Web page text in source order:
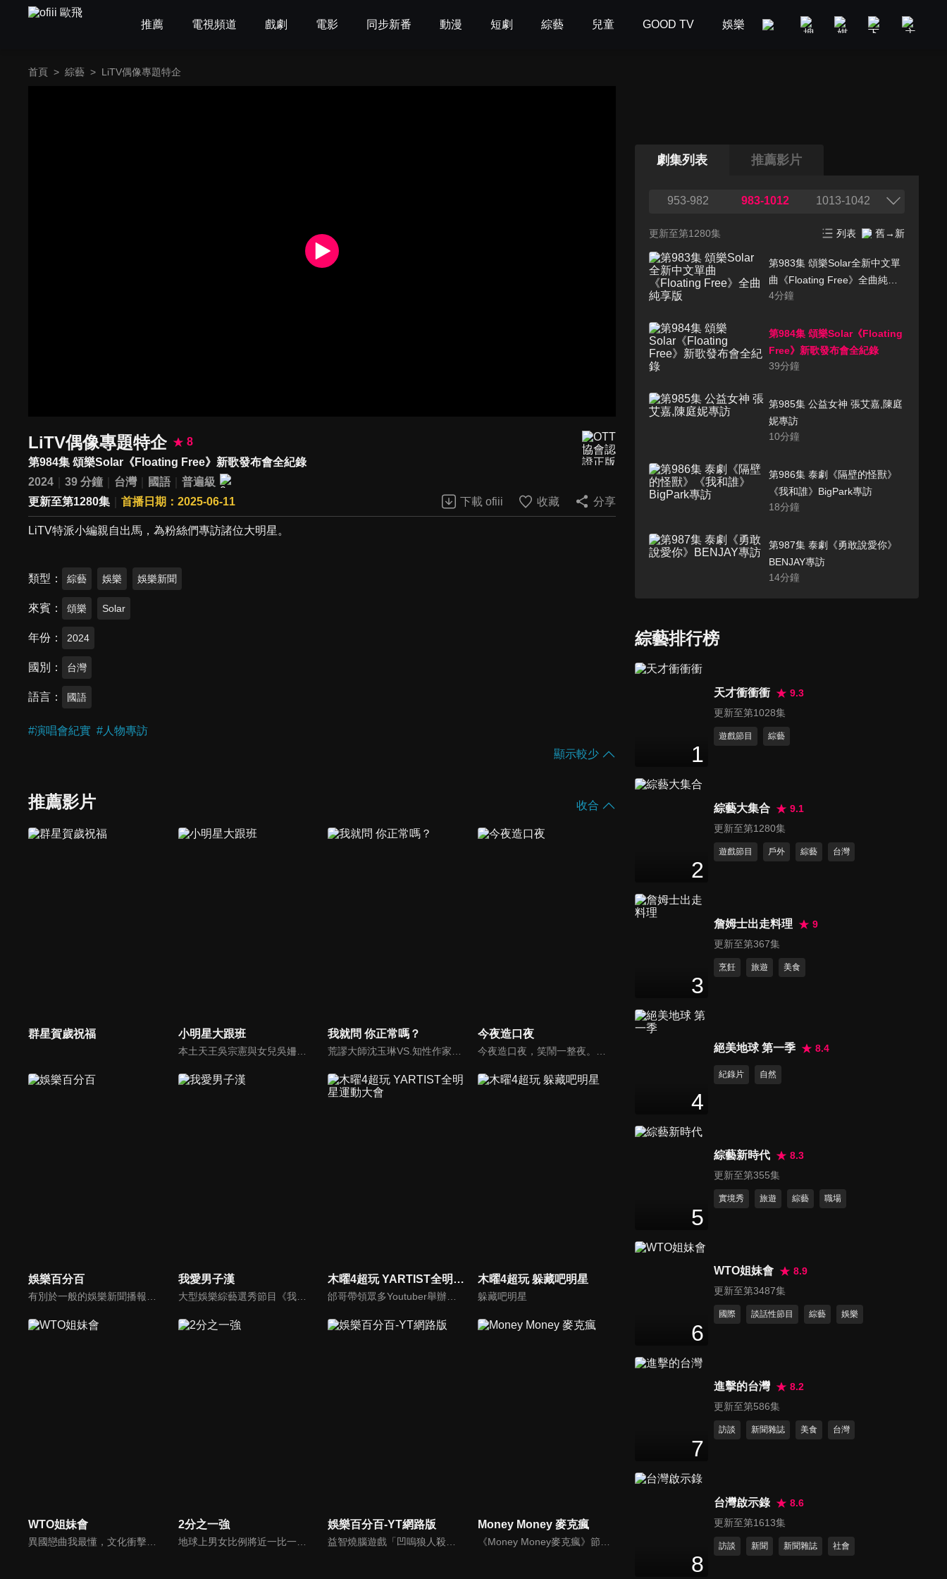
推薦 電視頻道 戲劇 電影 同步新番 動漫 短劇 綜藝 兒童 GOOD TV 娛樂 美食旅遊 新聞政論
首頁 > 綜藝 > LiTV偶像專題特企
LiTV偶像專題特企
8
第984集 頌樂Solar《Floating Free》新歌發布會全紀錄
2024
39 分鐘 台灣 國語
普遍級
更新至第1280集
首播日期：2025-06-11 下載 ofiii 收藏 分享
LiTV特派小編親自出馬，為粉絲們專訪諸位大明星。
類型 綜藝 娛樂 娛樂新聞
來賓 頌樂 Solar
年份 2024
國別 台灣
語言 國語
#演唱會紀實 #人物專訪
顯示較少
推薦影片 收合
群星賀歲祝福 小明星大跟班
本土天王吳宗憲與女兒吳姍儒（Sandy）搭檔主持，每集邀請來賓暢談演藝圈大小事，父女檔聯手笑果十足，老梗搭上新世代，最新組合強勢登場！
我就問 你正常嗎？ 今夜造口夜
娛樂百分百 我愛男子漢
大型娛樂綜藝選秀節目《我愛男子漢》強勢登場！打造全新華語男子團體！各個參賽者無不卯足全力，使出看家本領只為登上夢想殿堂！為了擄獲評審芳心，哪些參賽者會使出意想不到的絕招呢？獨家精彩內容搶先看，想知道有什麼大來賓大駕光臨？想知道有那些爆笑互動內容？
木曜4超玩 YARTIST全明星運動大會 木曜4超玩 躲藏吧明星
躲藏吧明星
WTO姐妹會
異國戀曲我最懂，文化衝擊大不同！到底新住民怎麼看台灣？讓我們與主持人和來自世界各地的外國朋友，一起聊聊不同國家文化差異、衝擊、風俗、語言學習經驗、婚姻生活等。
2分之一強
地球上男女比例將近一比一，也就是有二分之一的女人。我們認為新世代的女人不論在能力、經濟、教育、工作上都不輸男人，這些獨立自主的女人早已撐起半邊天，她們有自己的價值觀和感情觀，我們稱她們是『二分之一強』。
娛樂百分百-YT網路版
益智燒腦遊戲「凹嗚狼人殺」激發你的邏輯推理能力，偶像巨星雲集，全球娛樂資訊，一手掌握不脫節！2025全新升級改版，盡在《娛樂百分百-YT網路版》！
Money Money 麥克瘋
《Money Money麥克瘋》節目強調不比音準、不比音色，也不比外型、外貌、氣質、長相等如何，只強調只要歌詞記得牢，就可以參加比賽。
劇集列表 推薦影片
953-982 983-1012 1013-1042
更新至第1280集 列表 舊→新
第983集 頌樂Solar全新中文單
曲《Floating Free》全曲純享
版
4分鐘
第984集 頌樂Solar《Floating
Free》新歌發布會全紀錄
39分鐘
第985集 公益女神 張艾嘉,陳庭
妮專訪
10分鐘
第986集 泰劇《隔壁的怪獸》
《我和誰》BigPark專訪
18分鐘
第987集 泰劇《勇敢說愛你》
BENJAY專訪
14分鐘
第989集 伍佰 ＆ China Blue
7分鐘
第991集 EXILE 放浪兄弟媒體
30 分鐘
2分鐘
第993集 性感精靈 全恩菲專訪
5
分鐘
第996集 客家電視《細細山路
私密達》媒體聯訪 - 彭小刀,南
利夜酵素 代言記者會
第998集 田馥甄〈田調〉Live
第999集 中信兄弟Passion
Sisters - Wendy璇璇,
瑄,Winnie維尼,芊芊,牛奶,衣宸,
6
第1001集 中信兄弟Passion
Sisters -中信啦啦隊- 短今,小
綜藝排行榜
1
天才衝衝衝
9.3
更新至第1028集
遊戲節目 綜藝
2
綜藝大集合
9.1
更新至第1280集
遊戲節目 戶外 綜藝 台灣
3
詹姆士出走料理
9
更新至第367集
烹飪 旅遊 美食
4
絕美地球 第一季 8.4
紀錄片 自然
5
綜藝新時代
8.3
更新至第355集
實境秀 旅遊 綜藝 職場
6
WTO姐妹會
8.9
更新至第3487集
國際 談話性節目 綜藝 娛樂
7
進擊的台灣
8.2
更新至第586集
訪談 新聞雜誌 美食 台灣
8
台灣啟示錄
8.6
更新至第1613集
訪談 新聞 新聞雜誌 社會